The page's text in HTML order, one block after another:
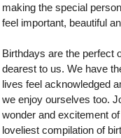
making the special
feel important, beautiful
Birthdays are the perfect
dearest to us. We have
lives feel acknowledged
we enjoy ourselves too.
wonder and excitement
loveliest compilation of